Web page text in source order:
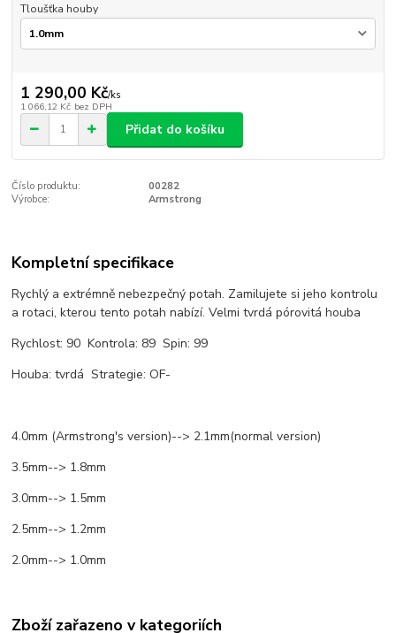
Tloušťka houby
1 290,00 Kč/ks
1 066,12 Kč bez DPH
Přidat do košíku
Číslo produktu:
00282
Výrobce:
Armstrong
Kompletní specifikace
Rychlý a extrémně nebezpečný potah. Zamilujete si jeho kontrolu
a rotaci, kterou tento potah nabízí. Velmi tvrdá pórovitá houba
Rychlost: 90 Kontrola: 89 Spin: 99
Houba: tvrdá Strategie: OF-
4.0mm (Armstrong's version)--> 2.1mm(normal version)
3.5mm--> 1.8mm
3.0mm--> 1.5mm
2.5mm--> 1.2mm
2.0mm--> 1.0mm
Zboží zařazeno v kategoriích